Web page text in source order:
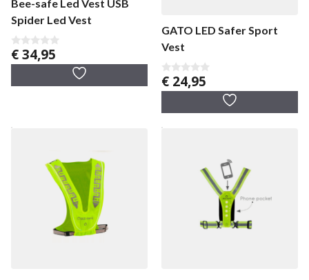
Bee-safe Led Vest USB
Spider Led Vest
0
v
€34,95
GATO LED Safer Sport
Vest
0
v
5
€ 24,95